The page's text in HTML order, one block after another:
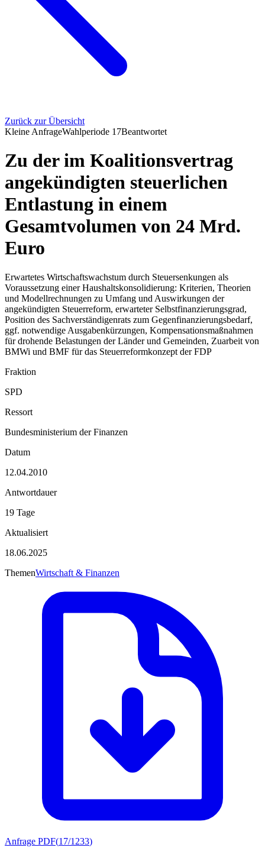
Zurück zur Übersicht
Kleine AnfrageWahlperiode 17Beantwortet
Zu der im Koalitionsvertrag
angekündigten steuerlichen
Entlastung in einem
Gesamtvolumen von 24 Mrd.
Euro
Erwartetes Wirtschaftswachstum durch Steuersenkungen als
Voraussetzung einer Haushaltskonsolidierung: Kriterien, Theorien
und Modellrechnungen zu Umfang und Auswirkungen der
angekündigten Steuerreform, erwarteter Selbstfinanzierungsgrad,
Position des Sachverständigenrats zum Gegenfinanzierungsbedarf,
ggf. notwendige Ausgabenkürzungen, Kompensationsmaßnahmen
für drohende Belastungen der Länder und Gemeinden, Zuarbeit von
BMWi und BMF für das Steuerreformkonzept der FDP
Fraktion
SPD
Ressort
Bundesministerium der Finanzen
Datum
12.04.2010
Antwortdauer
19 Tage
Aktualisiert
18.06.2025
ThemenWirtschaft & Finanzen
Anfrage PDF(17/1233)